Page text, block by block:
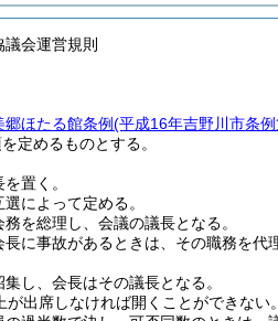
会運営規則
ほたる館条例(平成16年吉野川市条
定めるものとする。
置く。
によって定める。
を総理し、会議の議長となる。
に事故があるときは、その職務を代
し、会長はその議長となる。
出席しなければ開くことができない。